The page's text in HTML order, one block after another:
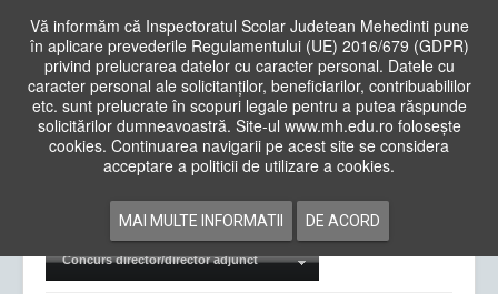
Vă informăm că Inspectoratul Scolar Judetean Mehedinti pune
în aplicare prevederile Regulamentului (UE) 2016/679 (GDPR)
privind prelucrarea datelor cu caracter personal. Datele cu
caracter personal ale solicitanților, beneficiarilor, contribuabililor
etc. sunt prelucrate în scopuri legale pentru a putea răspunde
solicitărilor dumneavoastră. Site-ul www.mh.edu.ro folosește
cookies. Continuarea navigarii pe acest site se considera
acceptare a politicii de utilizare a cookies.
MAI MULTE INFORMATII DE ACORD
Cauta
in
siteAcasa Cadre Didactice
Examene Naționale
Concurs director/director adjunct